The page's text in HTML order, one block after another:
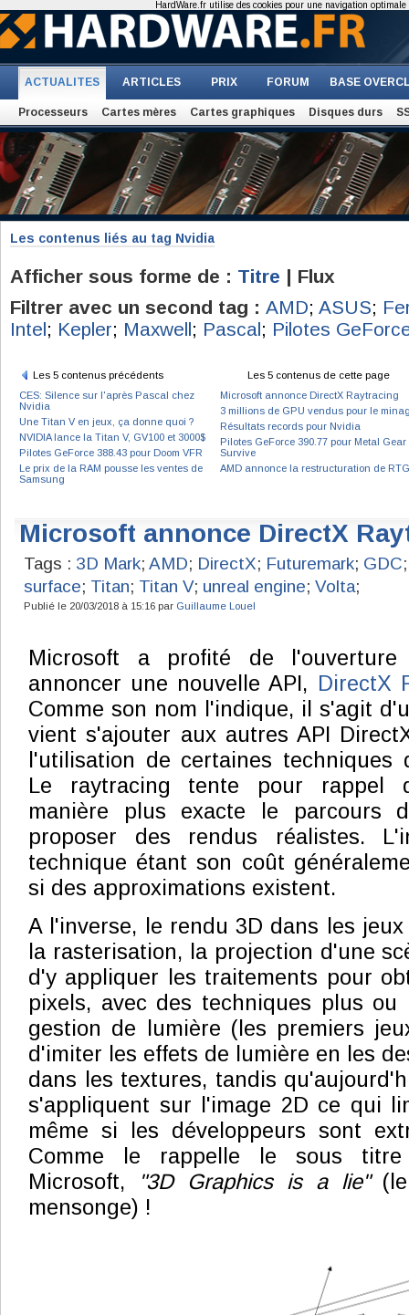
ACTUALITES ARTICLES PRIX FORUM BASE
Processeurs Cartes mères Cartes graphiques Disques durs
Les contenus liés au tag Nvidia
Afficher sous forme de : Titre | Flux
Filtrer avec un second tag : AMD; ASUS;
Intel; Kepler; Maxwell; Pascal; Pilotes
Les 5 contenus précédents
CES: Silence sur l'après Pascal chez
Nvidia
Une Titan V en jeux, ça donne quoi ?
NVIDIA lance la Titan V, GV100 et 3000$
Pilotes GeForce 388.43 pour Doom VFR
Le prix de la RAM pousse les ventes de
Samsung
Les 5 contenus de cette page
Microsoft annonce DirectX Raytracing
3 millions de GPU vendus pour le
Résultats records pour Nvidia
Pilotes GeForce 390.77 pour Metal Gear
Survive
AMD annonce la restructuration de RTG
Microsoft annonce DirectX
Tags : 3D Mark; AMD; DirectX; Futuremark; GDC
surface; Titan; Titan V; unreal engine; Volta;
Publié le 20/03/2018 à 15:16 par Guillaume Louel
Microsoft a profité de
annoncer une nouvelle API, DirectX
Comme son nom l'indique, il s'agit
vient s'ajouter aux autres API
l'utilisation de certaines techniques
Le raytracing tente pour rappel
manière plus exacte le parcours
proposer des rendus réalistes.
technique étant son coût
si des approximations existent.
A l'inverse, le rendu 3D dans les
la rasterisation, la projection d'une
d'y appliquer les traitements pour
pixels, avec des techniques plus ou
gestion de lumière (les premiers
d'imiter les effets de lumière en les
dans les textures, tandis
s'appliquent sur l'image 2D ce qui
même si les développeurs sont
Comme le rappelle le sous
Microsoft,
"3D Graphics is a lie"(le
mensonge) !
HardWare.fr utilise des cookies pour une navigation